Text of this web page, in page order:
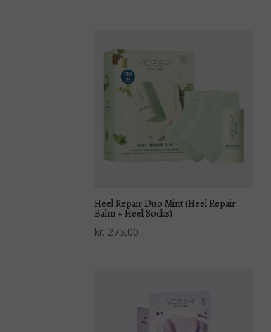
Heel Repair Duo Mint (Heel Repair
Balm + Heel Socks)
kr. 275,00